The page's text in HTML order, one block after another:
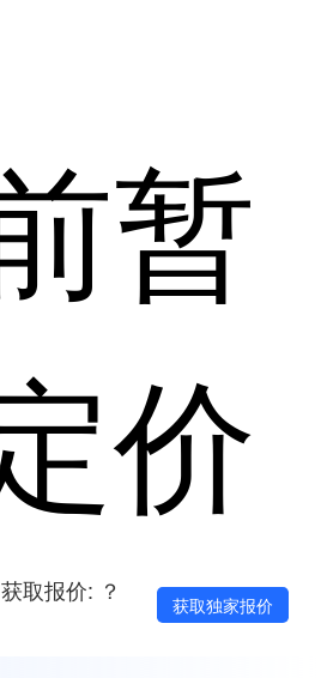
暂
价
取报价: ？
获取独家报价